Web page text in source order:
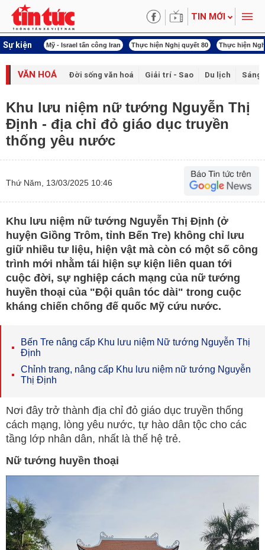
TIN MỚI
Sự kiện
lượng Mỹ - Israel tấn công Iran Thực hiện Nghị quyết 80 Thực hiện
VĂN HOÁ Đời sống văn hoá Giải trí - Sao Du lịch Sáng
Khu lưu niệm nữ tướng Nguyễn Thị
Định - địa chỉ đỏ giáo dục truyền
thống yêu nước
Thứ Năm, 13/03/2025 10:46
Khu lưu niệm nữ tướng Nguyễn Thị Định (ở
huyện Giồng Trôm, tỉnh Bến Tre) không chỉ lưu
giữ nhiều tư liệu, hiện vật mà còn có một số công
trình mới nhằm tái hiện sự kiện liên quan tới
cuộc đời, sự nghiệp cách mạng của nữ tướng
huyền thoại của "Đội quân tóc dài" trong cuộc
kháng chiến chống đế quốc Mỹ cứu nước.
Bến Tre nâng cấp Khu lưu niệm Nữ tướng Nguyễn Thị
Định
Chỉnh trang, nâng cấp Khu lưu niệm nữ tướng Nguyễn
Thị Định
Nơi đây trở thành địa chỉ đỏ giáo dục truyền thống
cách mạng, lòng yêu nước, tự hào dân tộc cho các
tầng lớp nhân dân, nhất là thế hệ trẻ.
Nữ tướng huyền thoại